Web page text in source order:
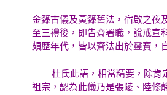
金籙古儀及黃籙舊法，宿啟之夜
至三禮後，即告齋署職，說戒宣
頗歷年代，皆以齋法出於靈寶，
杜氏此語，相當精要，除肯定
祖宗，認為此儀乃是張陵、陸修